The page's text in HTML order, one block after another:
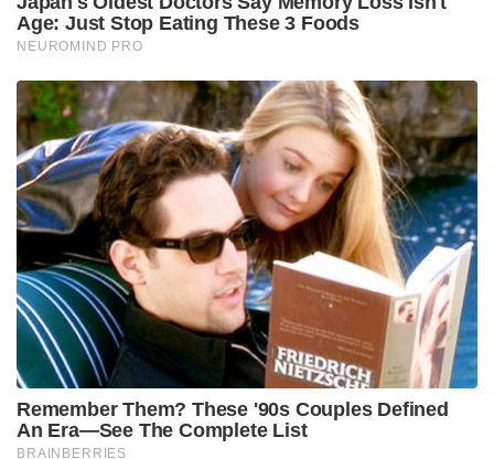
ടീമിന്റെ പ്രധാന വിക്കറ്റ് കീപ്പറായി സഞ്ജു സാംസൺ
എത്തുമോ അതോ ഇഷാൻ കിഷന് അവസരം
ടീമിൽ കടുത്ത മത്സരമുള്ളതിനാൽ സഞ്ജുവിന് ഇന്ന്
പ്ലെയിങ് ഇലവനിൽ ഇടം ലഭിക്കുകയാണെങ്കിൽ ഈ
2000 റൺസ് നാഴികക്കല്ലിലേക്ക് താരം എത്രത്തോളം
അടുത്തുറപ്പിക്കും എന്നത് കണ്ടറിയണം.
Tags: bcci sanju samson indian cricket